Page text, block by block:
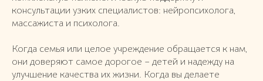
консультации узких специалистов: нейропсихолога,
массажиста и психолога.
Когда семья или целое учреждение обращается к нам,
они доверяют самое дорогое – детей и надежду на
улучшение качества их жизни. Когда вы делаете